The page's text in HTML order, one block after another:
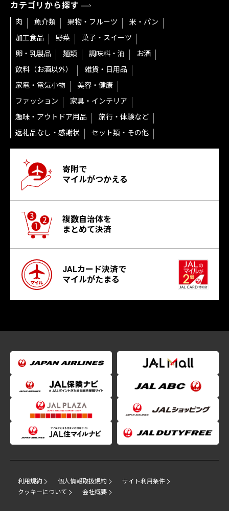
カテゴリから探す
肉 魚介類 果物・フルーツ
米・パン
加工食品
野菜
菓子・スイーツ
卵・乳製品
麺類 調味料・油
お酒
飲料（お酒以外）
雑貨・日用品
家電・電気小物
美容・健康
ファッション
家具・インテリア
趣味・アウトドア用品
旅行・体験など
返礼品なし・感謝状
セット類・その他
寄附で
マイルがつかえる
複数自治体を
まとめて決済
JALカード決済で
マイルがたまる
利用規約 個人情報取扱規約
サイト利用条件
クッキーについて
会社概要